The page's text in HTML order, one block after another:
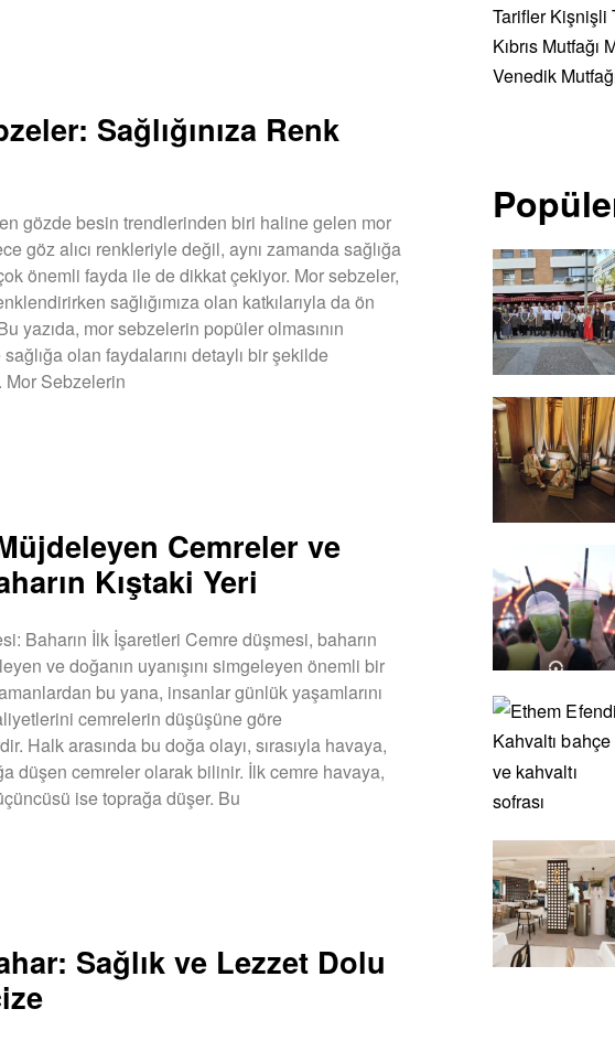
Sağlığınıza Renk
gözde besin trendlerinden biri haline gelen mor
göz alıcı renkleriyle değil, aynı zamanda sağlığa
önemli fayda ile de dikkat çekiyor. Mor sebzeler,
sağlığımıza olan katkılarıyla da ön
yazıda, mor sebzelerin popüler olmasının
olan faydalarını detaylı bir şekilde
Sebzelerin
Cemreler ve
Kıştaki Yeri
Baharın İlk İşaretleri Cemre düşmesi, baharın
ve doğanın uyanışını simgeleyen önemli bir
bu yana, insanlar günlük yaşamlarını
cemrelerin düşüşüne göre
Halk arasında bu doğa olayı, sırasıyla havaya,
düşen cemreler olarak bilinir. İlk cemre havaya,
ise toprağa düşer. Bu
Sağlık ve Lezzet Dolu
Tarifler Kişnişli
Kıbrıs Mutfağı
Venedik